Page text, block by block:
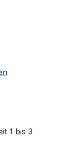
5 Sternen
1 bis 3